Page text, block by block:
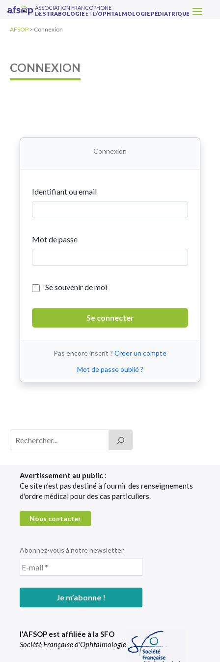
ASSOCIATION FRANCOPHONE
DE STRABOLOGIE ET D’OPHTALMOLOGIE PÉDIATRIQUE
AFSOP > Connexion
CONNEXION
Connexion
Identifiant ou email
Mot de passe
Se souvenir de moi
Pas encore inscrit ? Créer un compte
Mot de passe oublié ?
Avertissement au public :
Ce site n'est pas destiné à fournir des renseignements
d'ordre médical pour des cas particuliers.
Nous contacter
Abonnez-vous à notre newsletter
l'AFSOP est affiliée à la SFO
Société Française d'Ophtalmologie